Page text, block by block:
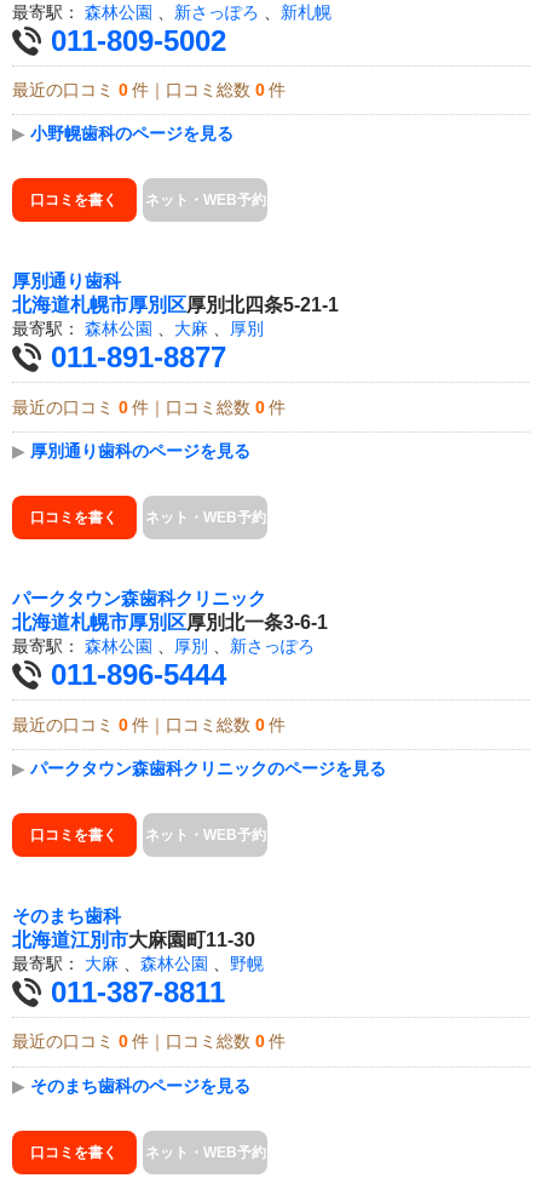
最寄駅： 森林公園 新さっぽろ 新札幌
011-809-5002
最近の口コミ 0 件｜口コミ総数 0 件
▶ 小野幌歯科のページを見る
口コミを書く ネット・WEB予約
厚別通り歯科
北海道札幌市厚別区厚別北四条5-21-1
最寄駅： 森林公園 、 大麻 、 厚別
011-891-8877
最近の口コミ 0 件｜口コミ総数 0 件
▶ 厚別通り歯科のページを見る
口コミを書く ネット・WEB予約
パークタウン森歯科クリニック
北海道札幌市厚別区厚別北一条3-6-1
最寄駅： 森林公園 厚別 新さっぽろ
011-896-5444
最近の口コミ 0 件｜口コミ総数 0 件
▶ パークタウン森歯科クリニックのページを見る
口コミを書く ネット・WEB予約
そのまち歯科
北海道江別市大麻園町11-30
最寄駅： 大麻 森林公園 野幌
011-387-8811
最近の口コミ 0 件｜口コミ総数 0 件
▶ そのまち歯科のページを見る
口コミを書く ネット・WEB予約